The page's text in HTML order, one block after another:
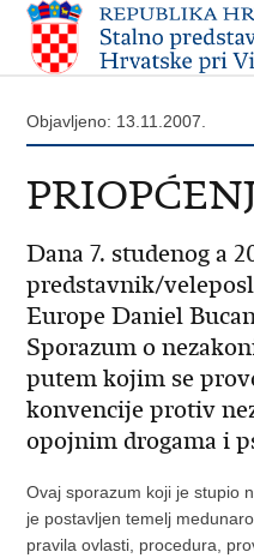
Objavljeno: 13.11.2007.
Dana 7. studenog a
predstavnik/
Europe Daniel
Sporazum o
putem kojim se
konvencije protiv
opojnim drogama i
Ovaj sporazum koji je stupio
je postavljen temelj
pravila ovlasti, procedura,